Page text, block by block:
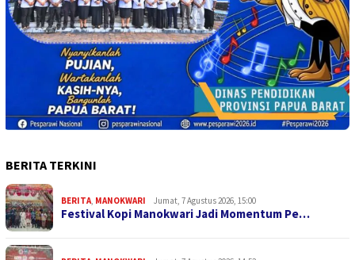
BERITA TERKINI
BERITA, MANOKWARI Jumat, 7 Agustus 2026, 15:00
Festival Kopi Manokwari Jadi Momentum Pe…